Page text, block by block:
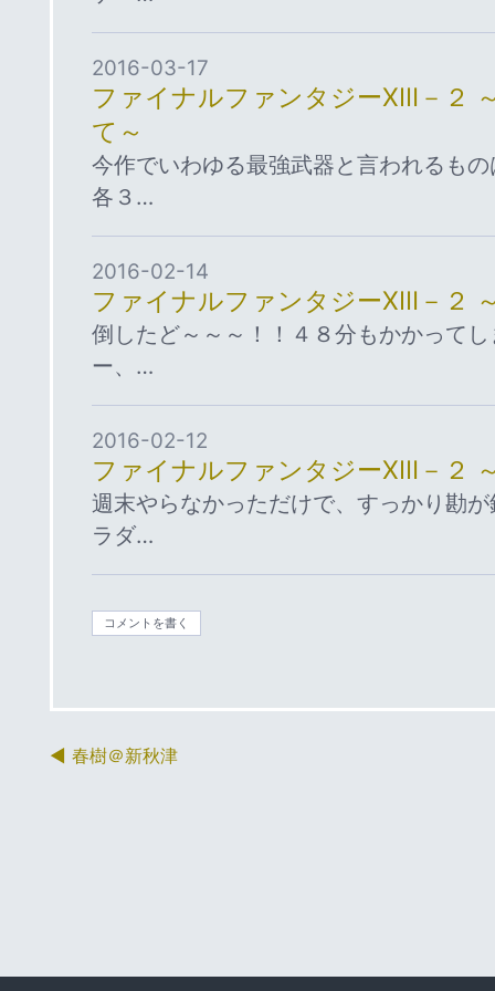
2016-03-17
ファイナルファンタジーⅩⅢ－２
て～
今作でいわゆる最強武器と言われるも
各３…
2016-02-14
ファイナルファンタジーⅩⅢ－２
倒したど～～～！！４８分もかかって
ー、…
2016-02-12
ファイナルファンタジーⅩⅢ－２
週末やらなかっただけで、すっかり勘
ラダ…
コメントを書く
春樹＠新秋津